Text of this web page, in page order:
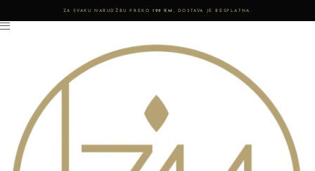
ZA SVAKU NARUDŽBU PREKO 199 KM , DOSTAVA JE BESPLATNA.